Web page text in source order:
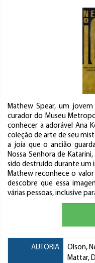
Mathew Spear, um jovem
curador do Museu
conhecer a adorável Ana
coleção de arte de seu
a joia que o ancião
Nossa Senhora de
sido destruído durante um
Mathew reconhece o
descobre que essa
várias pessoas, inclusive
AUTORIA Olson,
Mattar,